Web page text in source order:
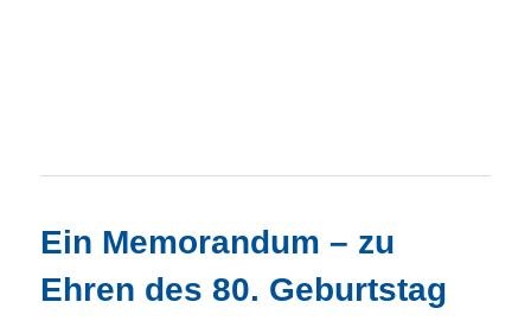
Ein Memorandum – zu
Ehren des 80. Geburtstag